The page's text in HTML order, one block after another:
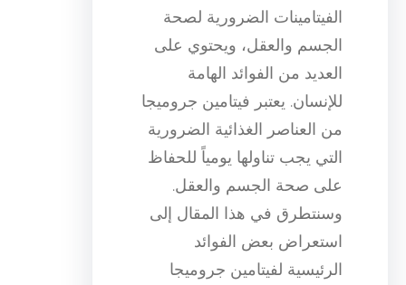
الفيتامينات الضرورية لصحة
الجسم والعقل، ويحتوي على
العديد من الفوائد الهامة
للإنسان. يعتبر فيتامين جروميجا
من العناصر الغذائية الضرورية
التي يجب تناولها يومياً للحفاظ
على صحة الجسم والعقل.
وسنتطرق في هذا المقال إلى
استعراض بعض الفوائد
الرئيسية لفيتامين جروميجا